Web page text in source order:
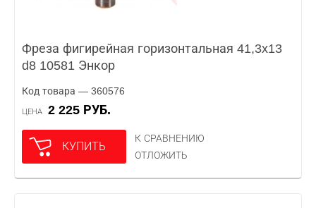
Фреза фигирейная горизонтальная 41,3x13
d8 10581 Энкор
Код товара — 360576
ЦЕНА 2 225 РУБ.
КУПИТЬ
К СРАВНЕНИЮ
ОТЛОЖИТЬ